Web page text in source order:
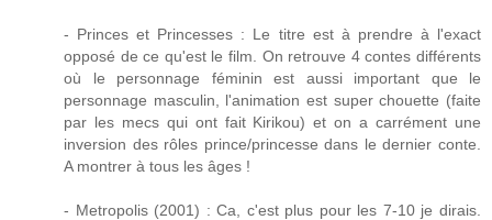
- Princes et Princesses : Le titre est à prendre à l'exact
opposé de ce qu'est le film. On retrouve 4 contes différents
où le personnage féminin est aussi important que le
personnage masculin, l'animation est super chouette (faite
par les mecs qui ont fait Kirikou) et on a carrément une
inversion des rôles prince/princesse dans le dernier conte.
A montrer à tous les âges !
- Metropolis (2001) : Ca, c'est plus pour les 7-10 je dirais.